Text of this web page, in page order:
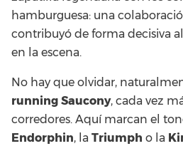
hamburguesa: una
contribuyó de forma decisiva
en la escena.
No hay que olvidar,
running Saucony, cada vez
corredores. Aquí marcan el
Endorphin, la Triumph o la